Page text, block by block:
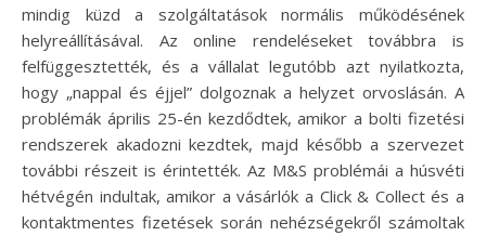
mindig küzd a szolgáltatások normális működésének
helyreállításával. Az online rendeléseket továbbra is
felfüggesztették, és a vállalat legutóbb azt nyilatkozta,
hogy „nappal és éjjel” dolgoznak a helyzet orvoslásán. A
problémák április 25-én kezdődtek, amikor a bolti fizetési
rendszerek akadozni kezdtek, majd később a szervezet
további részeit is érintették. Az M&S problémái a húsvéti
hétvégén indultak, amikor a vásárlók a Click & Collect és a
kontaktmentes fizetések során nehézségekről számoltak